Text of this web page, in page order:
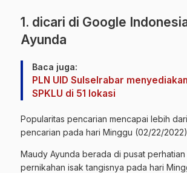
1. dicari di Google
Ayunda
Baca juga:
PLN UID Sulselrabar
SPKLU di 51 lokasi
Popularitas pencarian mencapai lebih
pencarian pada hari Minggu (02/22/
Maudy Ayunda berada di pusat
pernikahan isak tangisnya pada hari